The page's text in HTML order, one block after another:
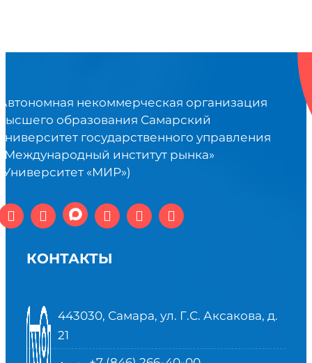
некоммерческая организация
образования Самарский
государственного управления
институт рынка»
«МИР»)
КОНТАКТЫ
443030, Самара, ул. Г.С. Аксакова, д.
21